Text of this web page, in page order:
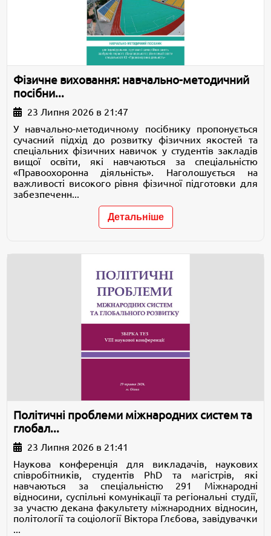
Фізичне виховання: навчально-методичний
посібни...
23 Липня 2026 в 21:47
У навчально-методичному посібнику пропонується
сучасний підхід до розвитку фізичних якостей та
спеціальних фізичних навичок у студентів закладів
вищої освіти, які навчаються за спеціальністю
«Правоохоронна діяльність». Наголошується на
важливості високого рівня фізичної підготовки для
забезпеченн...
Детальніше
Політичні проблеми міжнародних систем та
глобал...
23 Липня 2026 в 21:41
Наукова конференція для викладачів, наукових
співробітників, студентів PhD та магістрів, які
навчаються за спеціальністю 291 Міжнародні
відносини, суспільні комунікації та регіональні студії,
за участю декана факультету міжнародних відносин,
політології та соціології Віктора Глєбова, завідувачки
...